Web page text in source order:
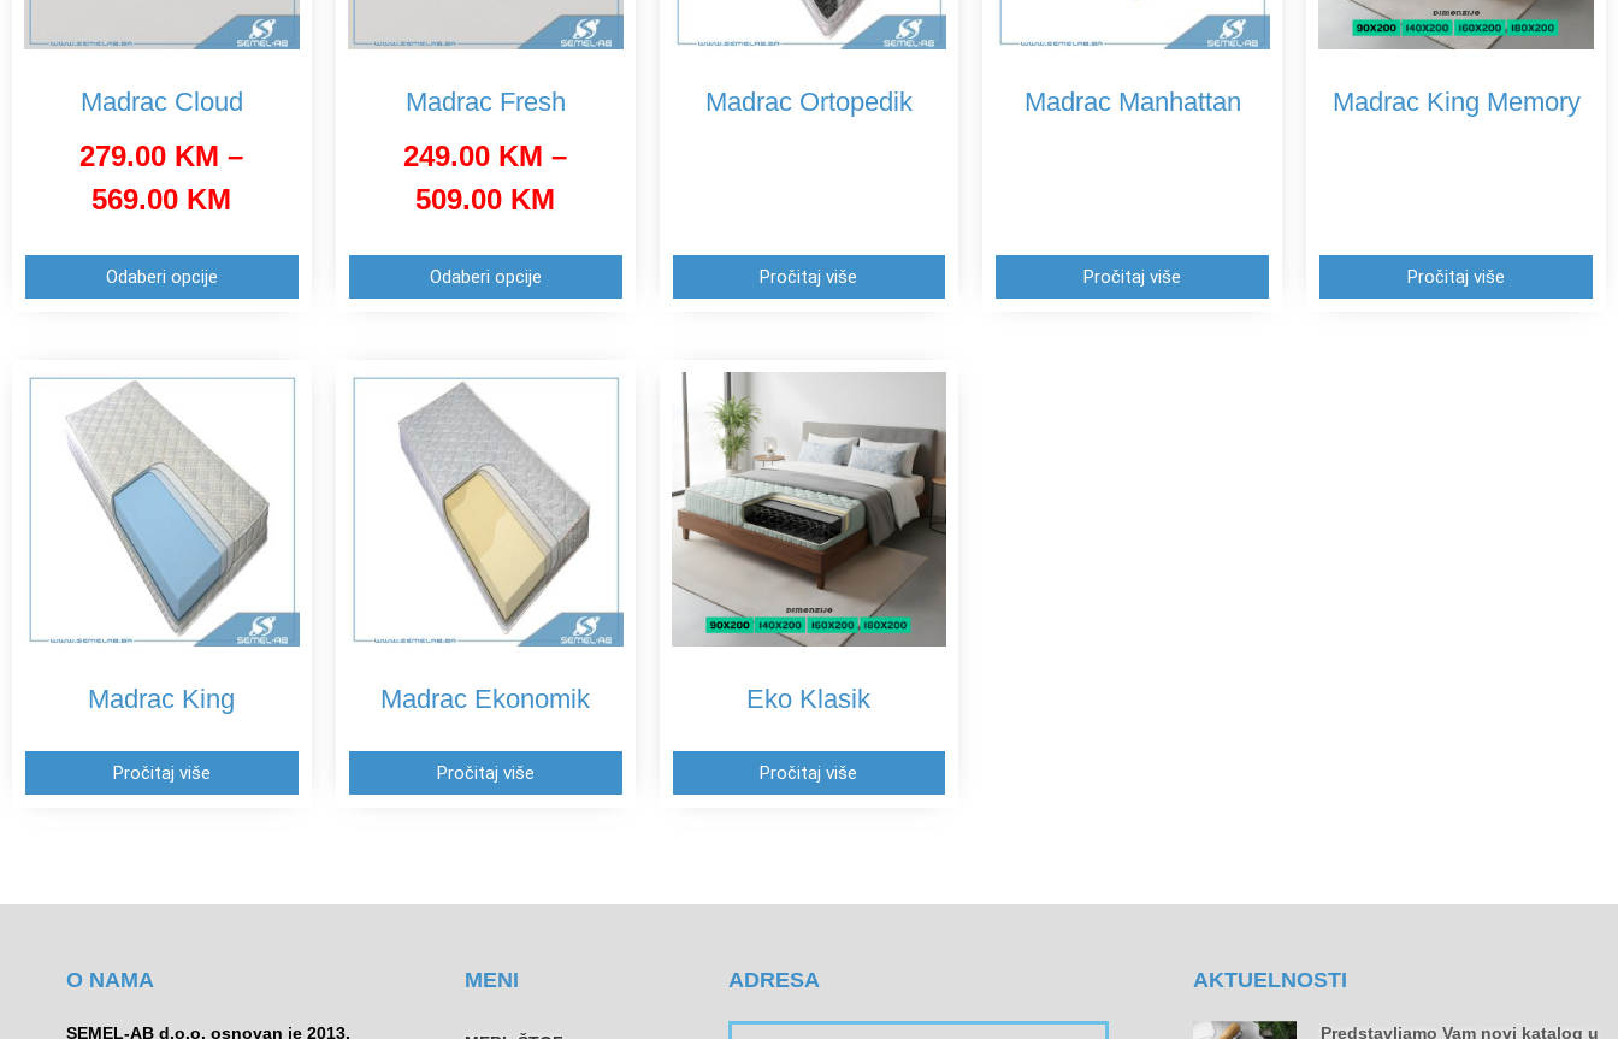
Madrac Cloud
279.00 KM –
569.00 KM
Odaberi opcije
Madrac Fresh
249.00 KM –
509.00 KM
Odaberi opcije
Madrac Ortopedik
Pročitaj više
Madrac Manhattan
Pročitaj više
Madrac King Memory
Pročitaj više
Madrac King
Pročitaj više
Madrac Ekonomik
Pročitaj više
Eko Klasik
Pročitaj više
O NAMA
SEMEL-AB d.o.o. osnovan je 2013.
MENI ADRESA AKTUELNOSTI
Predstavljamo Vam novi katalog u